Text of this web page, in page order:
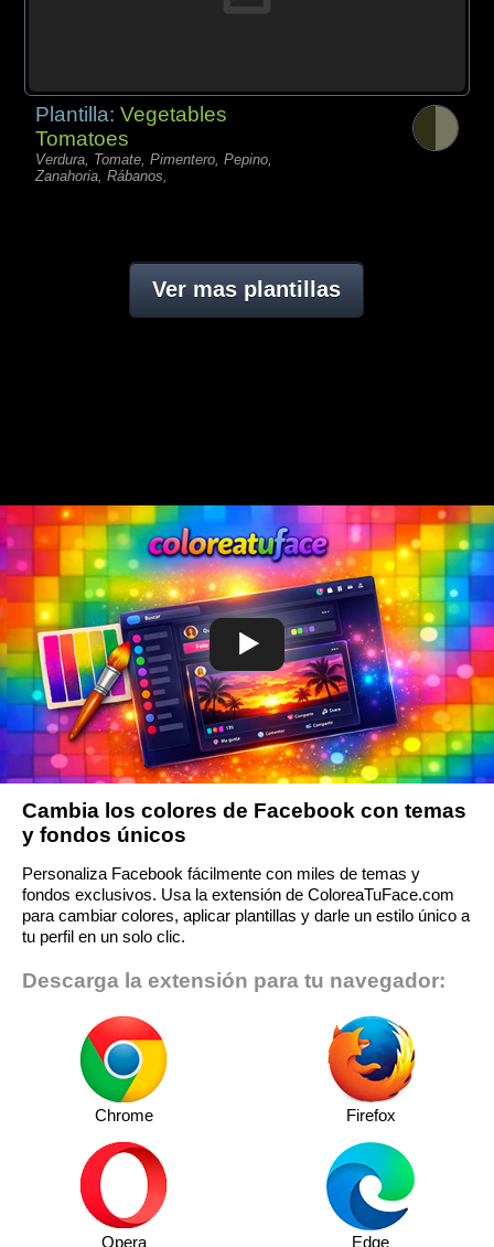
Plantilla:Vegetables
Tomatoes
Verdura, Tomate, Pimentero, Pepino,
Zanahoria, Rábanos,
Ver mas plantillas
Cambia los colores de Facebook con temas
y fondos únicos
Personaliza Facebook fácilmente con miles de temas y
fondos exclusivos. Usa la extensión de ColoreaTuFace.com
para cambiar colores, aplicar plantillas y darle un estilo único a
tu perfil en un solo clic.
Descarga la extensión para tu navegador:
Chrome Firefox
Opera Edge